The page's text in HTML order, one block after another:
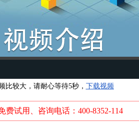
比较大，请耐心等待5秒， 下载视频
费试用、咨询电话：400-8352-114